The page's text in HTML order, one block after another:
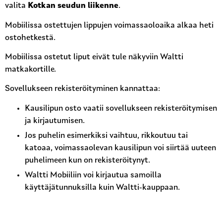
valita Kotkan seudun liikenne.
Mobiilissa ostettujen lippujen voimassaoloaika alkaa heti
ostohetkestä.
Mobiilissa ostetut liput eivät tule näkyviin Waltti
matkakortille.
Sovellukseen rekisteröityminen kannattaa:
Kausilipun osto vaatii sovellukseen rekisteröitymisen
ja kirjautumisen.
Jos puhelin esimerkiksi vaihtuu, rikkoutuu tai
katoaa, voimassaolevan kausilipun voi siirtää uuteen
puhelimeen kun on rekisteröitynyt.
Waltti Mobiiliin voi kirjautua samoilla
käyttäjätunnuksilla kuin Waltti-kauppaan.